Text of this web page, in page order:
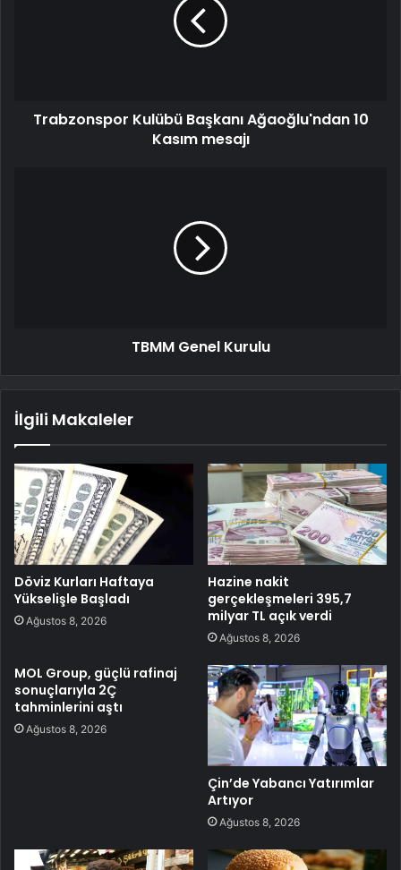
Trabzonspor Kulübü Başkanı Ağaoğlu'ndan 10
Kasım mesajı
TBMM Genel Kurulu
İlgili Makaleler
Döviz Kurları Haftaya
Yükselişle Başladı
Ağustos 8, 2026
Hazine nakit
gerçekleşmeleri 395,7
milyar TL açık verdi
Ağustos 8, 2026
MOL Group, güçlü rafinaj
sonuçlarıyla 2Ç
tahminlerini aştı
Ağustos 8, 2026
Çin’de Yabancı Yatırımlar
Artıyor
Ağustos 8, 2026